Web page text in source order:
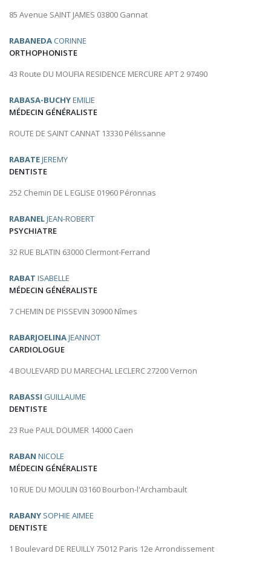
85 Avenue SAINT JAMES 03800 Gannat
RABANEDA CORINNE
ORTHOPHONISTE
43 Route DU MOUFIA RESIDENCE MERCURE APT 2 97490
RABASA-BUCHYEMILIE
MÉDECIN GÉNÉRALISTE
ROUTE DE SAINT CANNAT 13330 Pélissanne
RABATEJEREMY
DENTISTE
252 Chemin DE L EGLISE 01960 Péronnas
RABANELJEAN-ROBERT
PSYCHIATRE
32 RUE BLATIN 63000 Clermont-Ferrand
RABAT ISABELLE
MÉDECIN GÉNÉRALISTE
7 CHEMIN DE PISSEVIN 30900 Nîmes
RABARJOELINAJEANNOT
CARDIOLOGUE
4 BOULEVARD DU MARECHAL LECLERC 27200 Vernon
RABASSI GUILLAUME
DENTISTE
23 Rue PAUL DOUMER 14000 Caen
RABAN NICOLE
MÉDECIN GÉNÉRALISTE
10 RUE DU MOULIN 03160 Bourbon-l'Archambault
RABANY SOPHIE AIMEE
DENTISTE
1 Boulevard DE REUILLY 75012 Paris 12e Arrondissement